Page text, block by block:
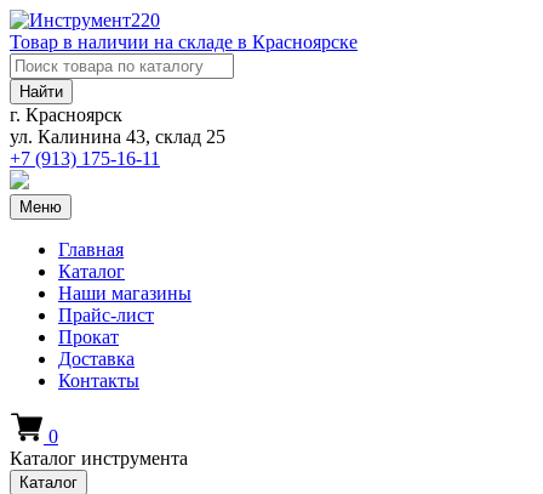
Товар в наличии на складе в Красноярске
Найти
г. Красноярск
ул. Калинина 43, склад 25
+7 (913) 175-16-11
Меню
Главная
Каталог
Наши магазины
Прайс-лист
Прокат
Доставка
Контакты
0
Каталог инструмента
Каталог